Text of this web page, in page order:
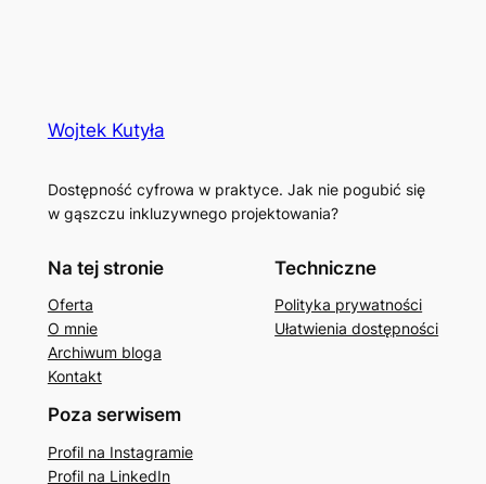
Wojtek Kutyła
Dostępność cyfrowa w praktyce. Jak nie pogubić się
w gąszczu inkluzywnego projektowania?
Na tej stronie
Oferta
O mnie
Archiwum bloga
Kontakt
Techniczne
Polityka prywatności
Ułatwienia dostępności
Poza serwisem
Profil na Instagramie
Profil na LinkedIn